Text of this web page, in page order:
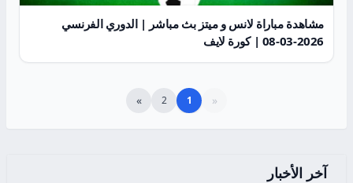
مشاهدة مباراة لانس و ميتز بث مباشر | الدوري الفرنسي
2026-03-08 | كورة لايف
«
1
2
»
آخر الأخبار